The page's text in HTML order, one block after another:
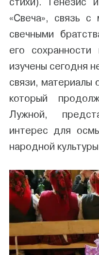
«Свеча», связь
свечными
его
изучены сегодня
связи, материалы
который
Лужной,
интерес для
народной